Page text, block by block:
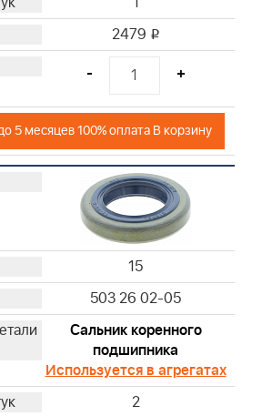
2479 i
- +
5 месяцев 100% оплата В корзину
15
503 26 02-05
Сальник коренного
подшипника
Используется в агрегатах
2